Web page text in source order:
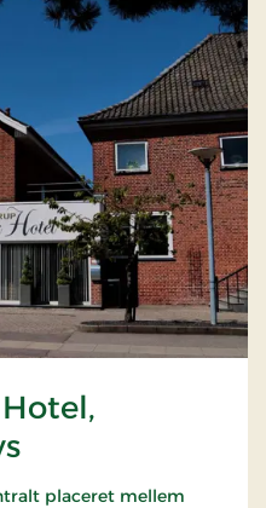
placeret mellem